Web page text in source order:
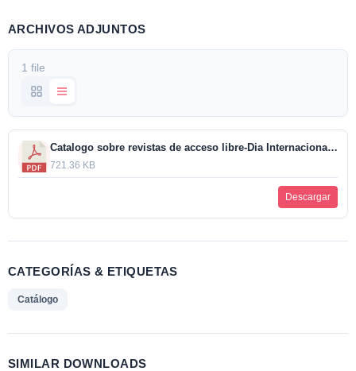
ARCHIVOS ADJUNTOS
1 file
Catalogo sobre revistas de acceso libre-Dia Internacional del Museo.pdf
721.36 KB
Descargar
CATEGORÍAS & ETIQUETAS
Catálogo
SIMILAR DOWNLOADS